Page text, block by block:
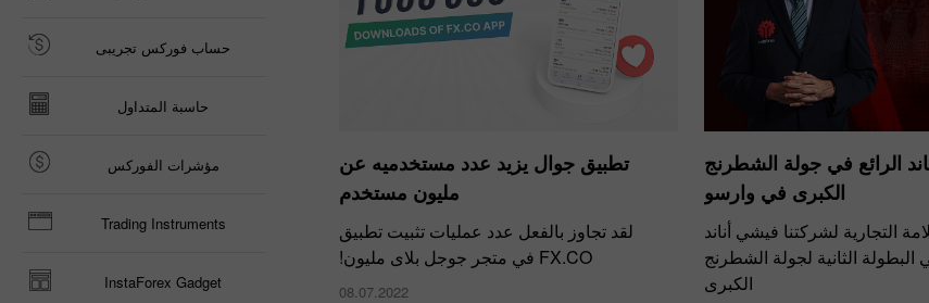
تطبيق جوال يزيد عدد مستخدميه عن
مليون مستخدم
لقد تجاوز بالفعل عدد عمليات تثبيت تطبيق
FX.CO في متجر جوجل بلاى مليون!
08.07.2022
الرائع في جولة الشطرنج
الكبرى في وارسو
التجارية لشركتنا فيشي أناند
البطولة الثانية لجولة الشطرنج
الكبرى
حساب فوركس تجريبى
حاسبة المتداول
مؤشرات الفوركس
Trading Instruments
InstaForex Gadget